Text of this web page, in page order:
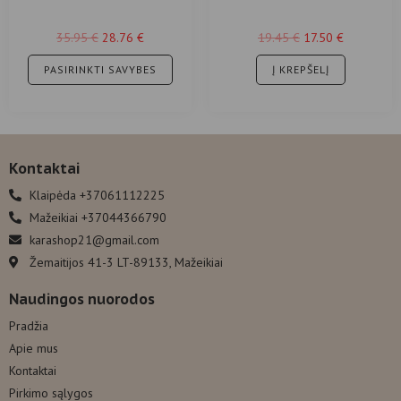
35.95€ 28.76 €
PASIRINKTI SAVYBES
19.45€ 17.50 €
Į KREPŠELĮ
Kontaktai
Klaipėda +37061112225
Mažeikiai +37044366790
karashop21@gmail.com
Žemaitijos 41-3 LT-89133, Mažeikiai
Naudingos nuorodos
Pradžia
Apie mus
Kontaktai
Pirkimo sąlygos